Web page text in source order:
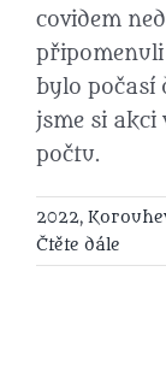
covidem
bylo počasí
jsme si akci
počtu.
2022,
Čtěte dále